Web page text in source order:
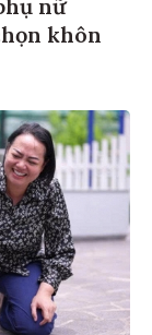
khôn